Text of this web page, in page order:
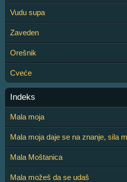
Vudu supa
Zaveden
Orešnik
Cveće
Indeks
Mala moja
Mala moja daje se na znanje, sila
Mala Moštanica
Mala možeš da se udaš